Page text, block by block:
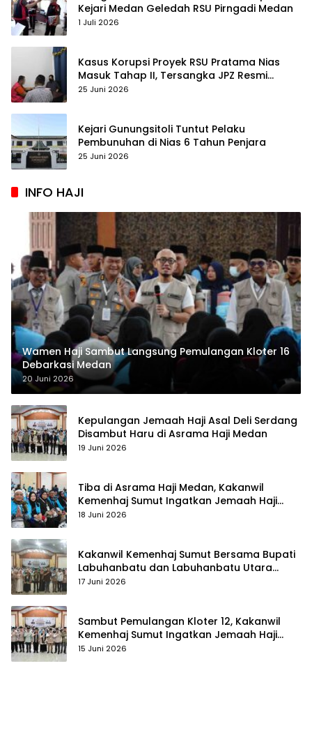
Kejari Medan Geledah RSU Pirngadi Medan
1 Juli 2026
Kasus Korupsi Proyek RSU Pratama Nias
Masuk Tahap II, Tersangka JPZ Resmi
Ditahan
25 Juni 2026
Kejari Gunungsitoli Tuntut Pelaku
Pembunuhan di Nias 6 Tahun Penjara
25 Juni 2026
INFO HAJI
Wamen Haji Sambut Langsung Pemulangan Kloter 16
Debarkasi Medan
20 Juni 2026
Kepulangan Jemaah Haji Asal Deli Serdang
Disambut Haru di Asrama Haji Medan
19 Juni 2026
Tiba di Asrama Haji Medan, Kakanwil
Kemenhaj Sumut Ingatkan Jemaah Haji
Kloter 14 Tebarkan Kedamaian dan Jadi
18 Juni 2026
Kakanwil Kemenhaj Sumut Bersama Bupati
Labuhanbatu dan Labuhanbatu Utara
Sambut Kepulangan Jemaah Haji Kloter 13
17 Juni 2026
Sambut Pemulangan Kloter 12, Kakanwil
Kemenhaj Sumut Ingatkan Jemaah Haji
Menjadi Teladan Kemabruran di Tengah
15 Juni 2026